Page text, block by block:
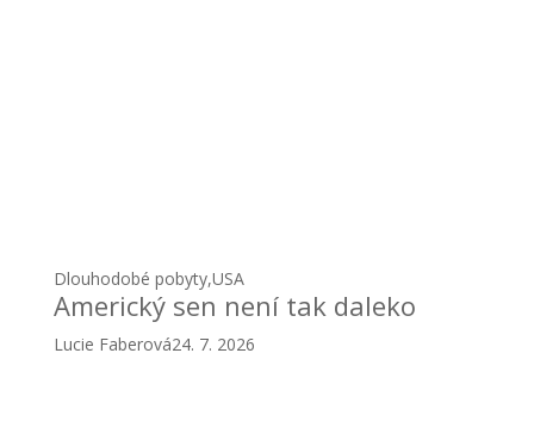
Dlouhodobé pobyty,USA
Americký sen není tak daleko
Lucie Faberová24. 7. 2026